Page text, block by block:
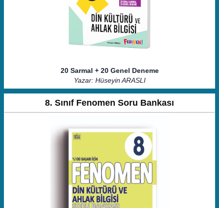
20 Sarmal + 20 Genel Deneme
Yazar: Hüseyin ARASLI
8. Sınıf Fenomen Soru Bankası